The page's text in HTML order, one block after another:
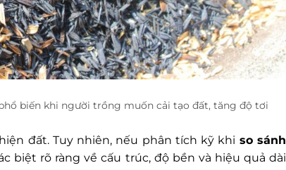
biến khi người trồng muốn cải tạo đất, tăng độ tơi
đất. Tuy nhiên, nếu phân tích kỹ khi so sánh
biệt rõ ràng về cấu trúc, độ bền và hiệu quả dài